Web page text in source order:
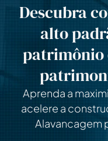
Descubra
alto
patrimônio
Aprenda a
acelere a
Alavancagem